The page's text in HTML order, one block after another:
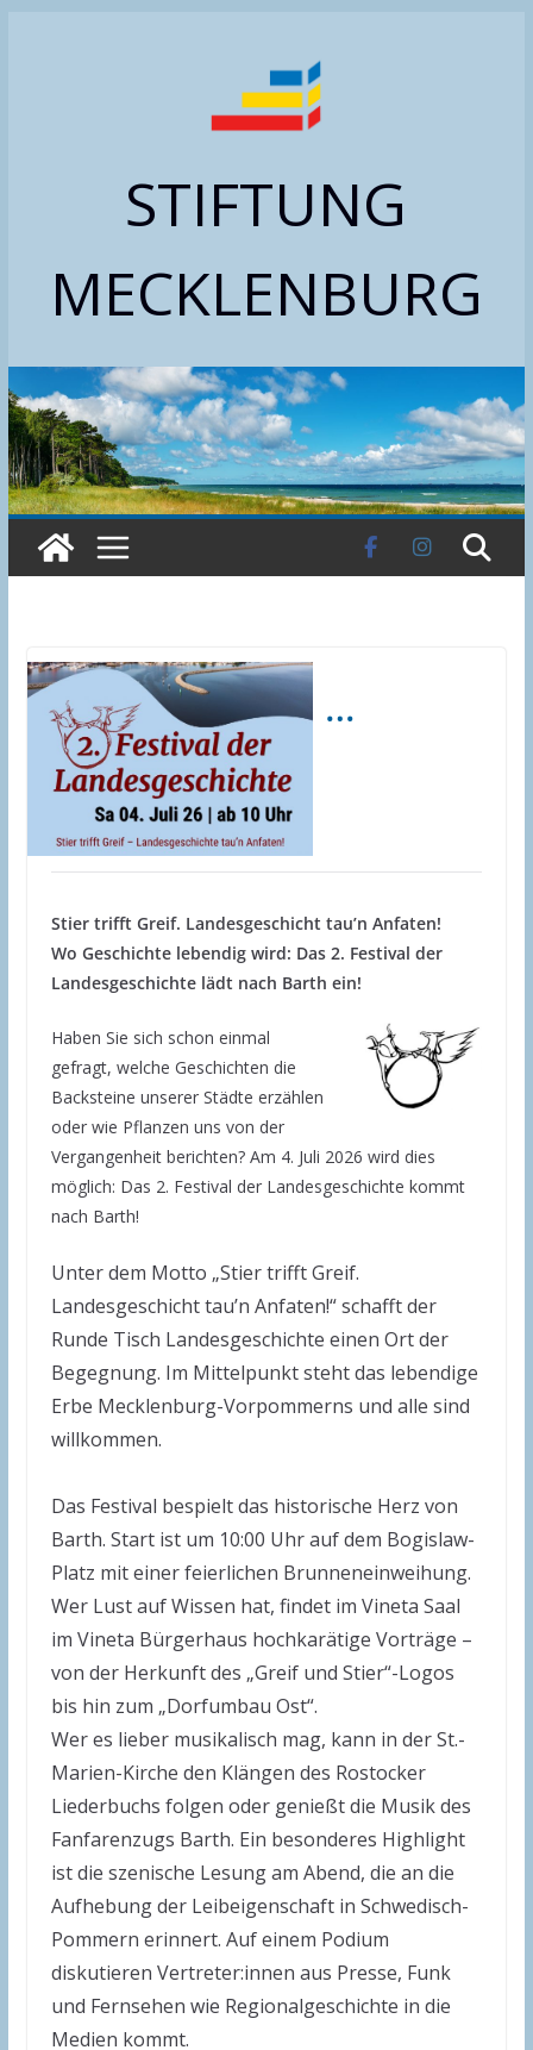
STIFTUNG
MECKLENBURG
…
Stier trifft Greif. Landesgeschicht tau’n Anfaten!
Wo Geschichte lebendig wird: Das 2. Festival der
Landesgeschichte lädt nach Barth ein!
Haben Sie sich schon einmal
gefragt, welche Geschichten die
Backsteine unserer Städte erzählen
oder wie Pflanzen uns von der
Vergangenheit berichten? Am 4. Juli 2026 wird dies
möglich: Das 2. Festival der Landesgeschichte kommt
nach Barth!
Unter dem Motto „Stier trifft Greif.
Landesgeschicht tau’n Anfaten!“ schafft der
Runde Tisch Landesgeschichte einen Ort der
Begegnung. Im Mittelpunkt steht das lebendige
Erbe Mecklenburg-Vorpommerns und alle sind
willkommen.
Das Festival bespielt das historische Herz von
Barth. Start ist um 10:00 Uhr auf dem Bogislaw-
Platz mit einer feierlichen Brunneneinweihung.
Wer Lust auf Wissen hat, findet im Vineta Saal
im Vineta Bürgerhaus hochkarätige Vorträge –
von der Herkunft des „Greif und Stier“-Logos
bis hin zum „Dorfumbau Ost“.
Wer es lieber musikalisch mag, kann in der St.-
Marien-Kirche den Klängen des Rostocker
Liederbuchs folgen oder genießt die Musik des
Fanfarenzugs Barth. Ein besonderes Highlight
ist die szenische Lesung am Abend, die an die
Aufhebung der Leibeigenschaft in Schwedisch-
Pommern erinnert. Auf einem Podium
diskutieren Vertreter:innen aus Presse, Funk
und Fernsehen wie Regionalgeschichte in die
Medien kommt.